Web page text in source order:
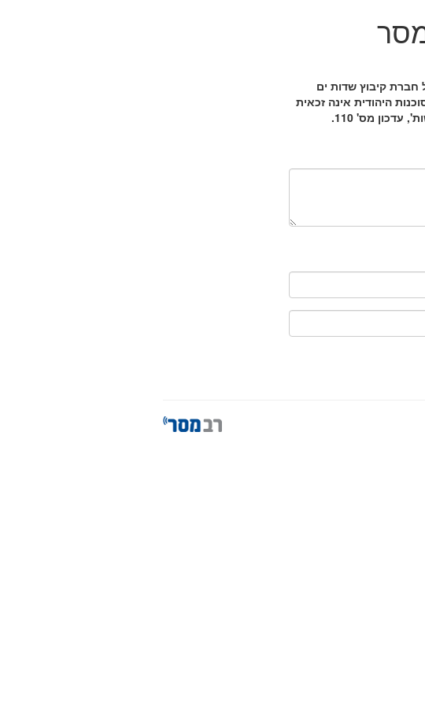
חברת קיבוץ שדות ים
היהודית אינה זכאית
מס' 110.